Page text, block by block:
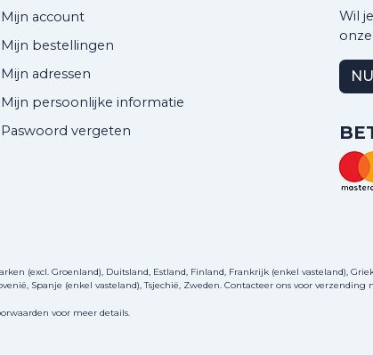
Mijn account
Mijn bestellingen
Mijn adressen
Mijn persoonlijke informatie
Paswoord vergeten
Wil
(excl. Groenland), Duitsland, Estland, Finland, Frankrijk (enkel vasteland),
Spanje (enkel vasteland), Tsjechië, Zweden. Contacteer ons voor verzending
voor meer details.